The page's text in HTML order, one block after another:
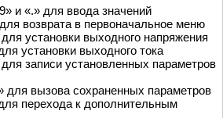
и «.» для ввода значений
возврата в первоначальное меню
установки выходного напряжения
установки выходного тока
записи установленных параметров
для вызова сохраненных параметров
перехода к дополнительным